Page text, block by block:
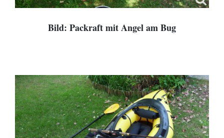
Bild: Packraft mit Angel am Bug